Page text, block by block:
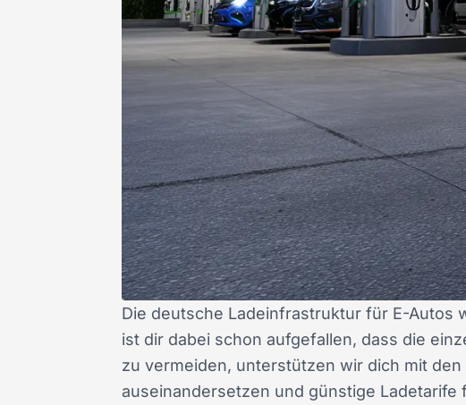
Die deutsche Ladeinfrastruktur für E-Autos
ist dir dabei schon aufgefallen, dass die
zu vermeiden, unterstützen wir dich mit
auseinandersetzen und günstige